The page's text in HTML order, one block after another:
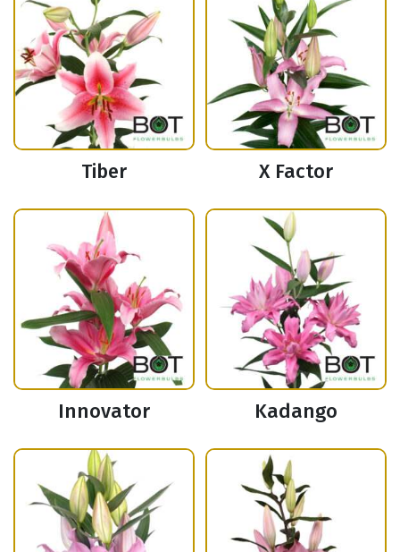
Tiber X Factor
Innovator Kadango